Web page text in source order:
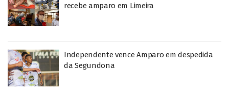
recebe amparo em Limeira
Independente vence Amparo em despedida
da Segundona